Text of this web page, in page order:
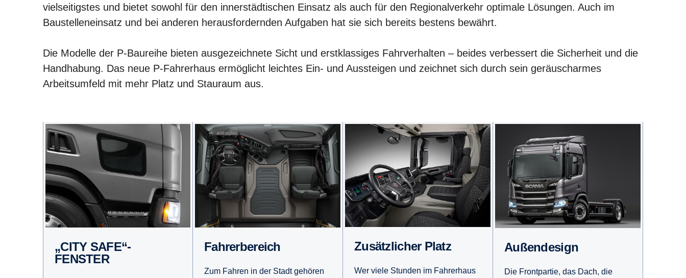
vielseitigstes und bietet sowohl für den innerstädtischen Einsatz als auch für den Regionalverkehr optimale Lösungen. Auch im
Baustelleneinsatz und bei anderen herausfordernden Aufgaben hat sie sich bereits bestens bewährt.
Die Modelle der P-Baureihe bieten ausgezeichnete Sicht und erstklassiges Fahrverhalten – beides verbessert die Sicherheit und die
Handhabung. Das neue P-Fahrerhaus ermöglicht leichtes Ein- und Aussteigen und zeichnet sich durch sein geräuscharmes
Arbeitsumfeld mit mehr Platz und Stauraum aus.
„CITY SAFE“-
FENSTER
Fahrerbereich
Zum Fahren in der Stadt gehören
Zusätzlicher Platz
Wer viele Stunden im Fahrerhaus
Außendesign
Die Frontpartie, das Dach, die